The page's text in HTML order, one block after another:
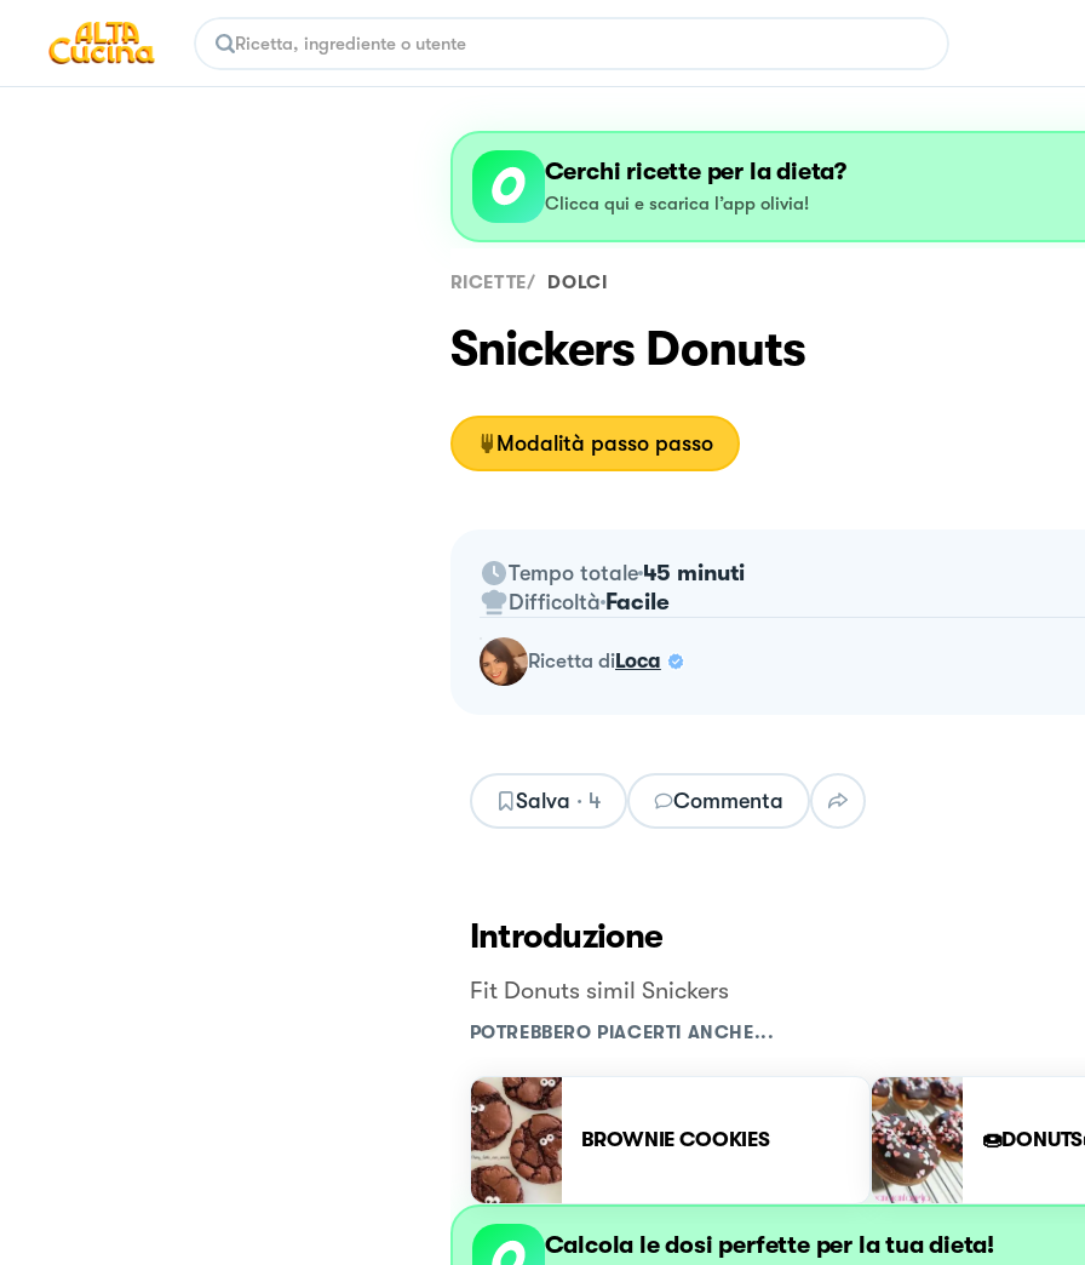
Cerchi ricette per la dieta?
Clicca qui e scarica l’app olivia!
RICETTE/ DOLCI
Snickers Donuts
Modalità passo passo
Tempo totale 45 minuti
Difficoltà Facile
ricetta diLoca
Salva · 4 Commenta
Introduzione
Fit Donuts simil Snickers
POTREBBERO PIACERTI ANCHE...
BROWNIE COOKIES
Calcola le dosi perfette per la tua dieta!